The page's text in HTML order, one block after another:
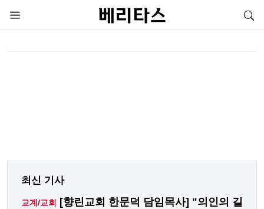
최신 기사
교계/교회
[향린교회 한문덕 담임목사] "의인의 길